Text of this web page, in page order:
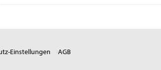
Einstellungen AGB